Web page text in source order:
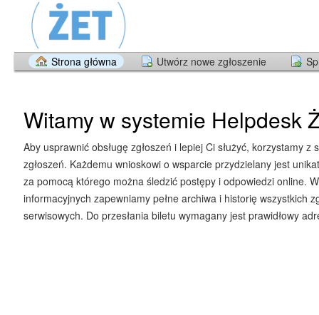
Strona główna Utwórz nowe zgłoszenie
Witamy w systemie Helpdesk
Aby usprawnić obsługę zgłoszeń i lepiej Ci służyć, korzystamy z
zgłoszeń. Każdemu wnioskowi o wsparcie przydzielany jest
za pomocą którego można śledzić postępy i odpowiedzi online.
informacyjnych zapewniamy pełne archiwa i historię wszystkich
serwisowych. Do przesłania biletu wymagany jest prawidłowy